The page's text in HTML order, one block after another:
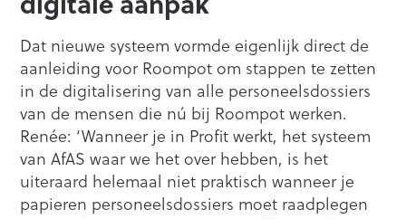
Dat nieuwe systeem vormde eigenlijk direct de
aanleiding voor Roompot om stappen te zetten
in de digitalisering van alle personeelsdossiers
van de mensen die nú bij Roompot werken.
Renée: ‘Wanneer je in Profit werkt, het systeem
van AfAS waar we het over hebben, is het
uiteraard helemaal niet praktisch wanneer je
papieren personeelsdossiers moet raadplegen